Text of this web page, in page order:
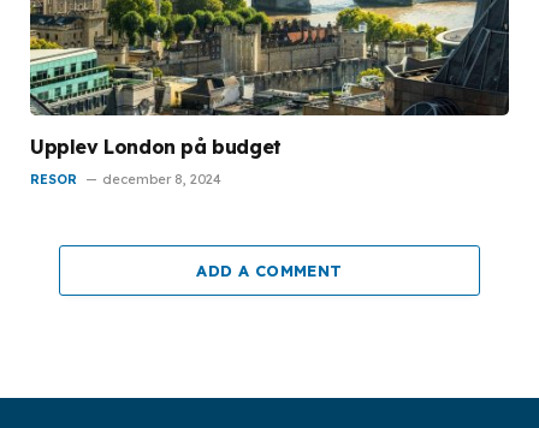
Upplev London på budget
RESOR december 8, 2024
ADD A COMMENT